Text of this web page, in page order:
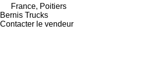
France, Poitiers
Bernis Trucks
Contacter le vendeur